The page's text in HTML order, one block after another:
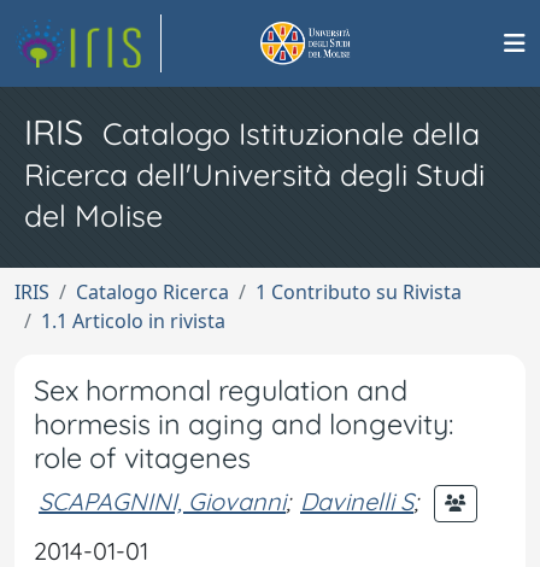
IRIS Catalogo Istituzionale della
Ricerca dell'Università degli Studi
del Molise
IRIS Catalogo Ricerca
1 Contributo su Rivista
1.1 Articolo in rivista
Sex hormonal regulation and
hormesis in aging and longevity:
role of vitagenes
SCAPAGNINI, Giovanni; Davinelli S;
2014-01-01